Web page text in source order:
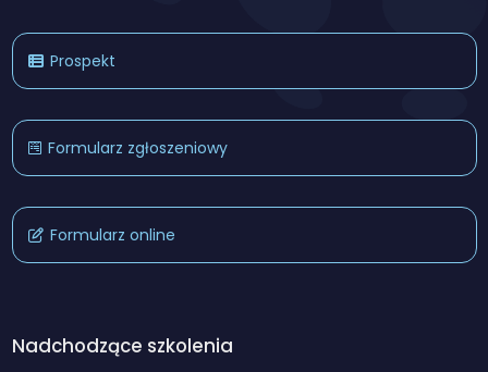
Prospekt
Formularz zgłoszeniowy
Formularz online
Nadchodzące szkolenia